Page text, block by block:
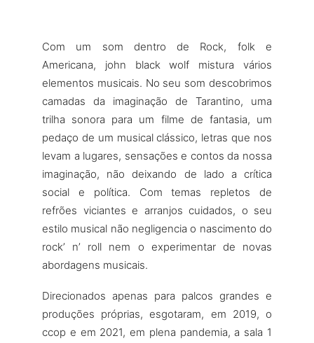
Com um som dentro de Rock, folk e
Americana, john black wolf mistura vários
elementos musicais. No seu som descobrimos
camadas da imaginação de Tarantino, uma
trilha sonora para um filme de fantasia, um
pedaço de um musical clássico, letras que nos
levam a lugares, sensações e contos da nossa
imaginação, não deixando de lado a crítica
social e política. Com temas repletos de
refrões viciantes e arranjos cuidados, o seu
estilo musical não negligencia o nascimento do
rock’ n’ roll nem o experimentar de novas
abordagens musicais.
Direcionados apenas para palcos grandes e
produções próprias, esgotaram, em 2019, o
ccop e em 2021, em plena pandemia, a sala 1